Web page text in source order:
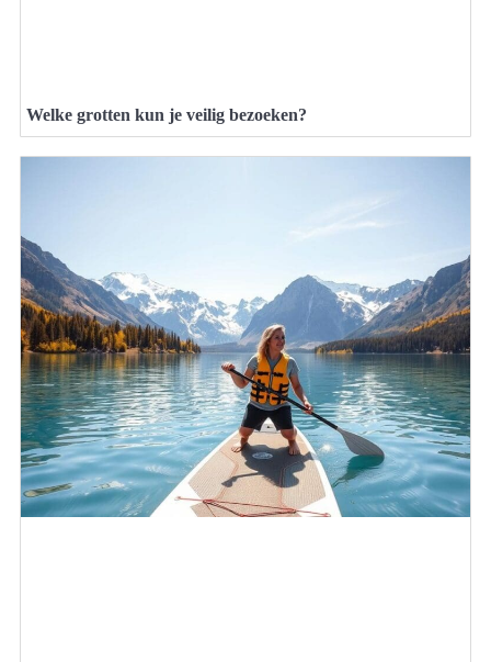
Welke grotten kun je veilig bezoeken?